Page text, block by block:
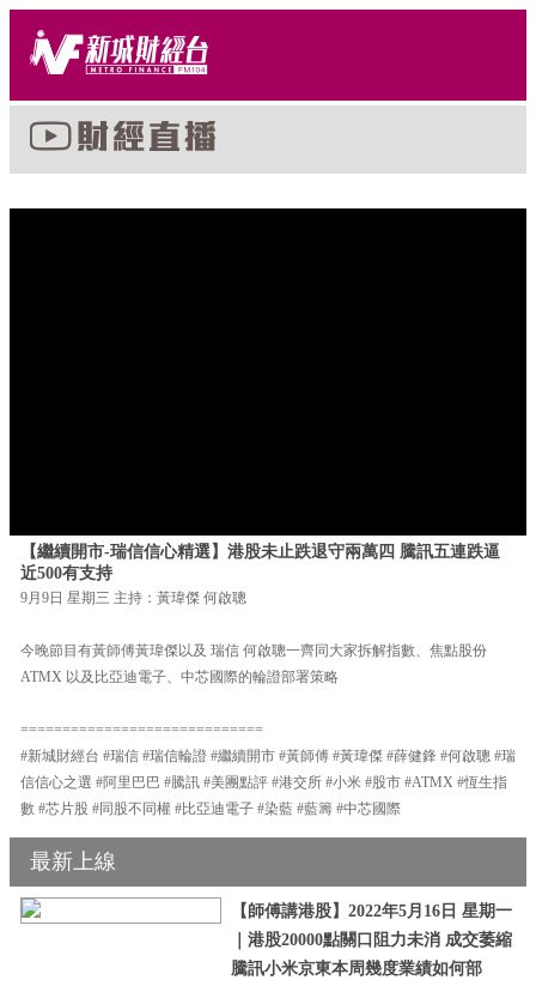
【繼續開市-瑞信信心精選】港股未止跌退守兩萬四 騰訊五連跌逼
近500有支持
9月9日 星期三 主持：黃瑋傑 何啟聰
今晚節目有黃師傅黃瑋傑以及 瑞信 何啟聰一齊同大家拆解指數、焦點股份
ATMX 以及比亞迪電子、中芯國際的輪證部署策略
=============================
#新城財經台 #瑞信 #瑞信輪證 #繼續開市 #黃師傅 #黃瑋傑 #薛健鋒 #何啟聰 #瑞
信信心之選 #阿里巴巴 #騰訊 #美團點評 #港交所 #小米 #股市 #ATMX #恆生指
數 #芯片股 #同股不同權 #比亞迪電子 #染藍 #藍籌 #中芯國際
最新上線
【師傅講港股】2022年5月16日 星期一
｜港股20000點關口阻力未消 成交萎縮
騰訊小米京東本周幾度業績如何部